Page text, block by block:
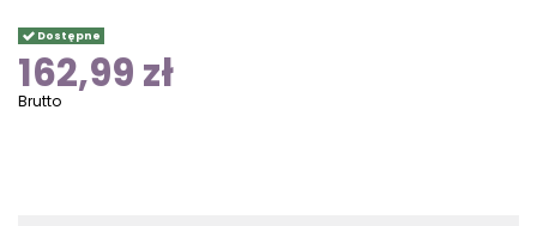
Dostępne
162,99 zł
Brutto